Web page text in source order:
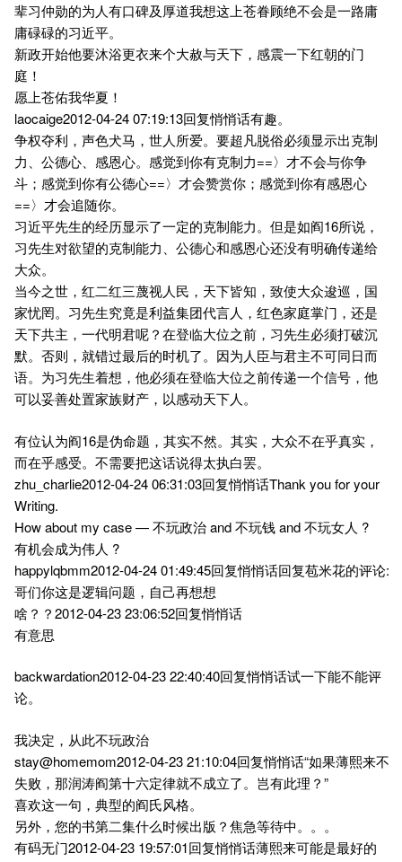
辈习仲勋的为人有口碑及厚道我想这上苍眷顾绝不会是一路庸
庸碌碌的习近平。
新政开始他要沐浴更衣来个大赦与天下，感震一下红朝的门
庭！
愿上苍佑我华夏！
laocaige2012-04-24 07:19:13回复悄悄话有趣。
争权夺利，声色犬马，世人所爱。要超凡脱俗必须显示出克制
力、公德心、感恩心。感觉到你有克制力==〉才不会与你争
斗；感觉到你有公德心==〉才会赞赏你；感觉到你有感恩心
==〉才会追随你。
习近平先生的经历显示了一定的克制能力。但是如阎16所说，
习先生对欲望的克制能力、公德心和感恩心还没有明确传递给
大众。
当今之世，红二红三蔑视人民，天下皆知，致使大众逡巡，国
家忧罔。习先生究竟是利益集团代言人，红色家庭掌门，还是
天下共主，一代明君呢？在登临大位之前，习先生必须打破沉
默。否则，就错过最后的时机了。因为人臣与君主不可同日而
语。为习先生着想，他必须在登临大位之前传递一个信号，他
可以妥善处置家族财产，以感动天下人。
有位认为阎16是伪命题，其实不然。其实，大众不在乎真实，
而在乎感受。不需要把这话说得太执白罢。
zhu_charlie2012-04-24 06:31:03回复悄悄话Thank you for your
Writing.
How about my case — 不玩政治 and 不玩钱 and 不玩女人 ?
有机会成为伟人 ?
happylqbmm2012-04-24 01:49:45回复悄悄话回复苞米花的评论:
哥们你这是逻辑问题，自己再想想
啥？？2012-04-23 23:06:52回复悄悄话
有意思
backwardation2012-04-23 22:40:40回复悄悄话试一下能不能评
论。
我决定，从此不玩政治
stay@homemom2012-04-23 21:10:04回复悄悄话“如果薄熙来不
失败，那润涛阎第十六定律就不成立了。岂有此理？”
喜欢这一句，典型的阎氏风格。
另外，您的书第二集什么时候出版？焦急等待中。。。
有码无门2012-04-23 19:57:01回复悄悄话薄熙来可能是最好的